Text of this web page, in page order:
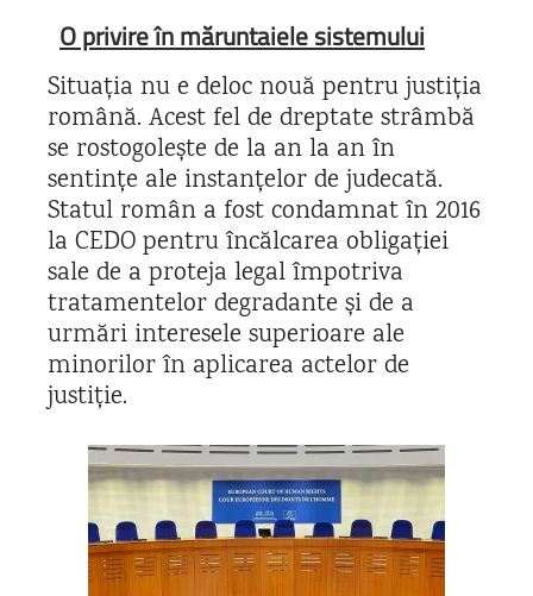
O privire în măruntaiele sistemului
Situația nu e deloc nouă pentru justiția
română. Acest fel de dreptate strâmbă
se rostogolește de la an la an în
sentințe ale instanțelor de judecată.
Statul român a fost condamnat în 2016
la CEDO pentru încălcarea obligației
sale de a proteja legal împotriva
tratamentelor degradante și de a
urmări interesele superioare ale
minorilor în aplicarea actelor de
justiție.